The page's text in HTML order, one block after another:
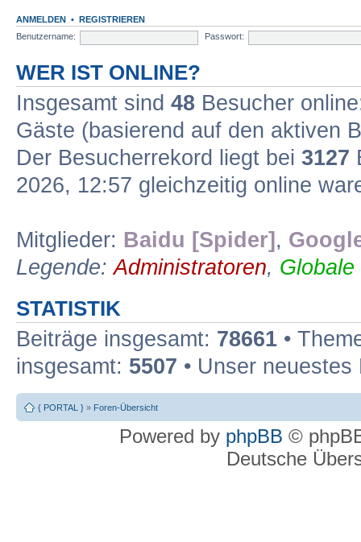
ANMELDEN • REGISTRIEREN
Benutzername:
Passwort:
WER IST ONLINE?
Insgesamt sind 48 Besucher
Gäste (basierend auf den aktiven
Der Besucherrekord liegt bei 3127
2026, 12:57 gleichzeitig online
Mitglieder: Baidu [Spider] ,
Legende:Administratoren,
STATISTIK
Beiträge insgesamt: 78661 •
insgesamt: 5507 • Unser
{ PORTAL } » Foren-Übersicht
Powered by phpBB ©
Deutsche